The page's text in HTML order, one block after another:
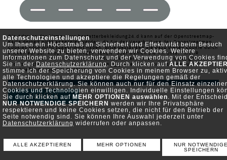
Datenschutzeinstellungen
Um Ihnen ein Höchstmaß an Sicherheit und Effektivität beim Besuch
unserer Website zu bieten, verwenden wir Cookies. Weitere
Informationen zum Datenschutz und der Verwendung von Cookies
Sie in derDatenschutzerklärung. Durch klicken aufALLE
stimme ich der Speicherung von Cookies in meinem Browser zu,
alle Technologien und akzeptiere die Regelungen gemäß der
Datenschutzerklärung. Sie können auch nur für den Einsatz einzelner
Cookies und Technologien einwilligen. Individuelle Einstellungen
Sie durch klicken auf MEHR OPTIONEN auswählen. Mit der
NUR NOTWENDIGE SPEICHERN werden wir Ihre Privatsphäre
respektieren und keine Cookies setzen, die nicht für den Betrieb der
Seite notwendig sind. Sie können Ihre Auswahl jederzeit unter
Datenschutzerklärung widerrufen oder anpassen.
ALLE AKZEPTIEREN MEHR OPTIONEN
NUR
SPEICHERN
Die Adresse der Firma www.bestatterbekleidung24.d kann auf der Openstreetmap-
Karte derzeit nicht angezeigt werden, da Sie der Verarbeitung des Openstreetmap
Cookies noch nicht zugestimmt haben. Bitte bestätigen Sie dazu diesen Cookie durch
klicken auf den Knopf "ALLE AKZEPTIEREN" oder wählen Sie ihn unter "MEHR
OPTIONEN" aus. Falls Sie diesen bereits deaktiviert haben oder Cookies generell
widersprochen haben, können Sie diesen
hierunter "alle Cookies widerrufen"
anschließend wieder auswählen.
ZURÜCK